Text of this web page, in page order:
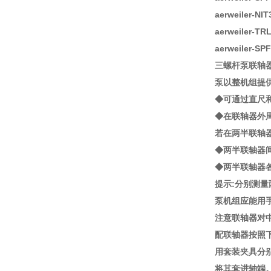
aerweiler-
aerweiler-
aerweiler-
三螺杆泵联轴
泵以整机组提
◆可通过直尺
◆在联轴器外
若在两半联轴
◆两半联轴器
◆两半联轴器
提示:分别测量
泵机组应能用
注意联轴器对
配联轴器按照
用套装夹具分
将其套进轴端